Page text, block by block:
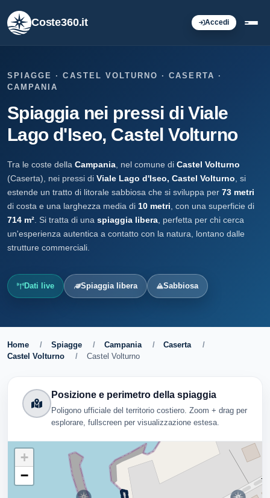
Coste360.it Accedi
SPIAGGE · CASTEL VOLTURNO · CASERTA ·
CAMPANIA
Spiaggia nei pressi di Viale
Lago d'Iseo, Castel Volturno
Tra le coste della Campania , nel comune di Castel Volturno
(Caserta), nei pressi di Viale Lago d'Iseo, Castel Volturno , si
estende un tratto di litorale sabbiosa che si sviluppa per 73 metri
di costa e una larghezza media di 10 metri , con una superficie di
714 m² . Si tratta di una spiaggia libera , perfetta per chi cerca
un'esperienza autentica a contatto con la natura, lontano dalle
strutture commerciali.
Dati live Spiaggia libera Sabbiosa
Home / Spiagge / Campania / Caserta
/
Castel Volturno
/ Castel Volturno
Posizione e perimetro della spiaggia
Poligono ufficiale del territorio costiero. Zoom + drag per
esplorare, fullscreen per visualizzazione estesa.
+
−